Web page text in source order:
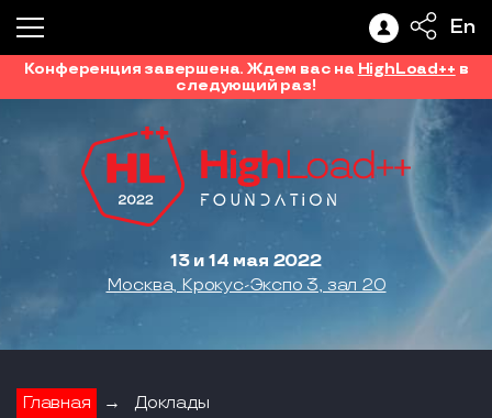
En
Конференция завершена. Ждем вас на HighLoad++ в
следующий раз!
13 и 14 мая 2022
Москва, Крокус-Экспо 3, зал 20
Главная → Доклады